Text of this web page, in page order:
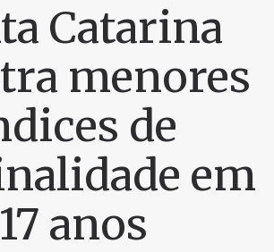
VÍDEOS
NOTÍCIAS
UTILIDADE
CONHEÇA
CONTATO
Catarina
menores
de
em
17 anos